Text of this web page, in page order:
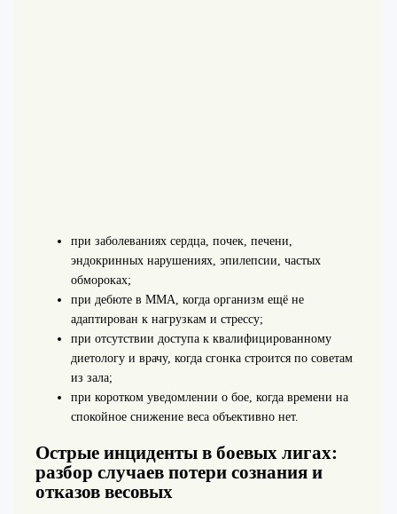
при заболеваниях сердца, почек, печени,
эндокринных нарушениях, эпилепсии, частых
обмороках;
при дебюте в ММА, когда организм ещё не
адаптирован к нагрузкам и стрессу;
при отсутствии доступа к квалифицированному
диетологу и врачу, когда сгонка строится по советам
из зала;
при коротком уведомлении о бое, когда времени на
спокойное снижение веса объективно нет.
Острые инциденты в боевых лигах:
разбор случаев потери сознания и
отказов весовых